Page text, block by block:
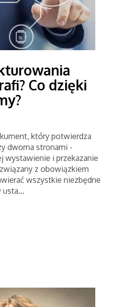
Co dzięki
który potwierdza
dwoma stronami -
wystawienie i przekazanie
z obowiązkiem
wszystkie niezbędne
usta…